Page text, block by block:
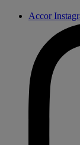
Accor